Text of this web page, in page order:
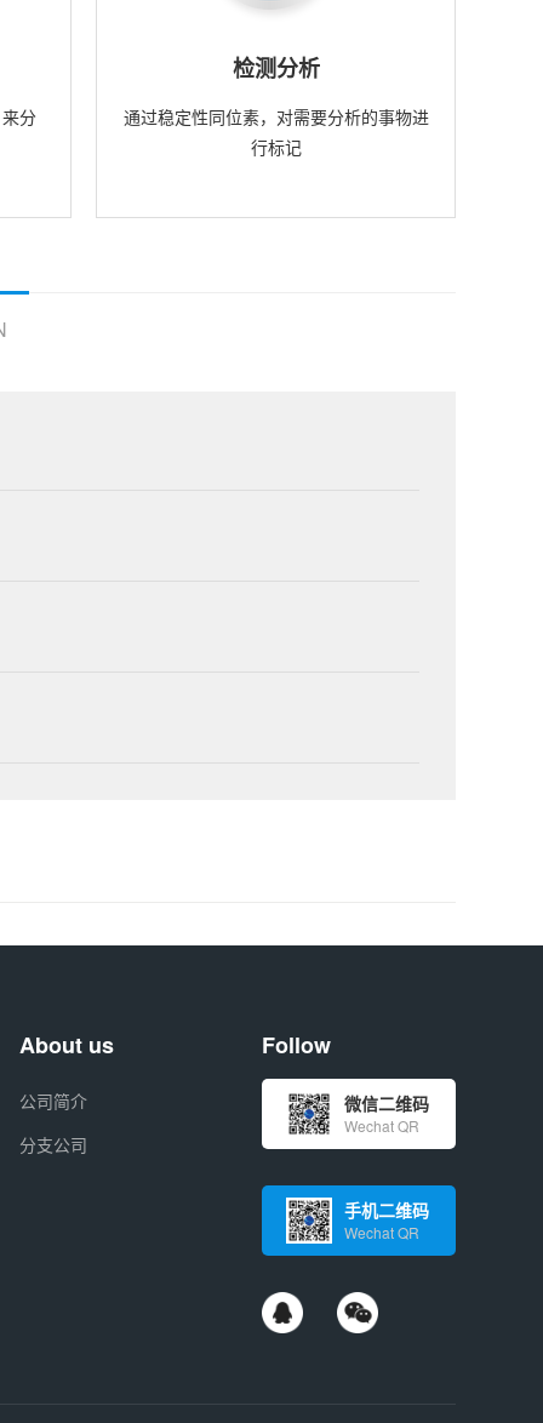
分
检测分析
通过稳定性同位素，对需要分析的事物进
行标记
About us
公司简介
分支公司
Follow
微信二维码
Wechat QR
手机二维码
Wechat QR